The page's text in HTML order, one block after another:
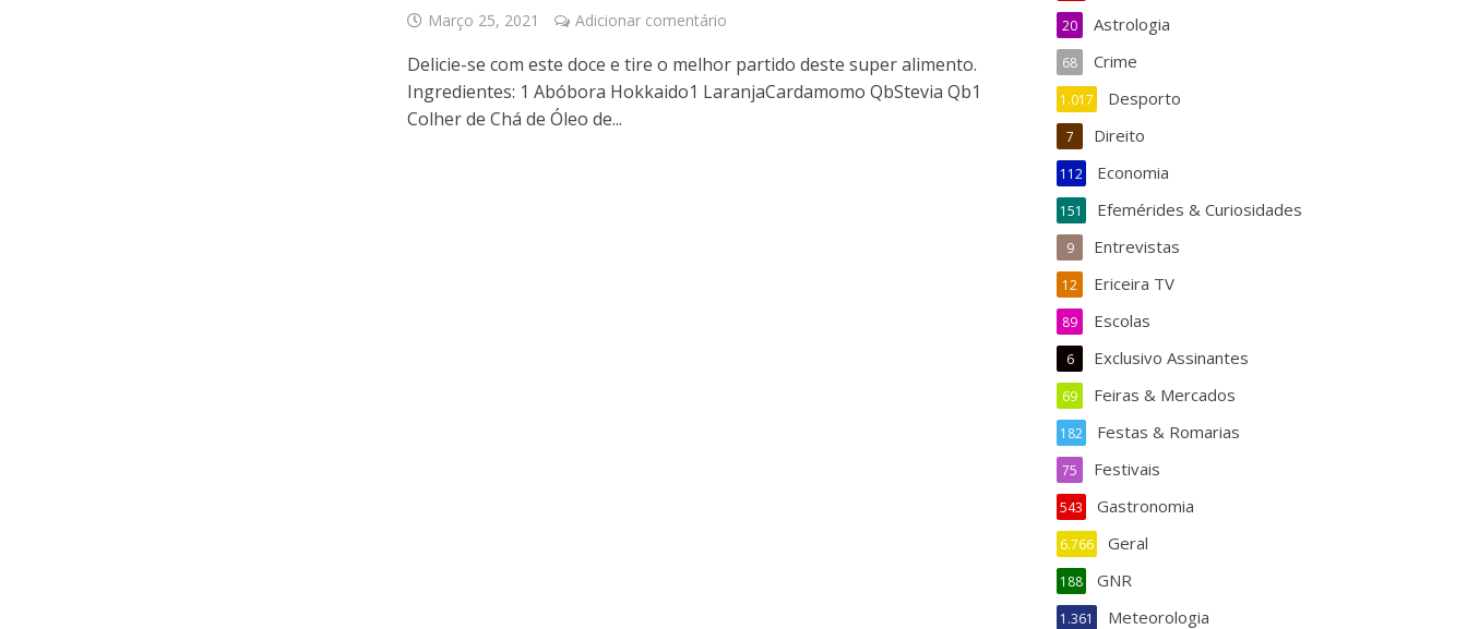
Março 25, 2021 Adicionar comentário
Delicie-se com este doce e tire o melhor partido deste super alimento.
Ingredientes: 1 Abóbora Hokkaido1 LaranjaCardamomo QbStevia Qb1
Colher de Chá de Óleo de...
Astrologia
20
Crime
68
Desporto
1.017
Direito
7
Economia
112
Efemérides & Curiosidades
151
Entrevistas
9
Ericeira TV
12
Escolas
89
Exclusivo Assinantes
6
Feiras & Mercados
69
Festas & Romarias
182
Festivais
75
Gastronomia
543
Geral
6.766
GNR
188
Meteorologia
1.361